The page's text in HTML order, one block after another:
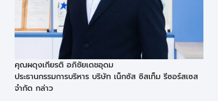
คุณผดุงเกียรติ อภิชัยเดชอุดม
ประธานกรรมการบริหาร บริษัท เน็กซัส ซิสเท็ม รีซอร์สเซส
จำกัด กล่าว